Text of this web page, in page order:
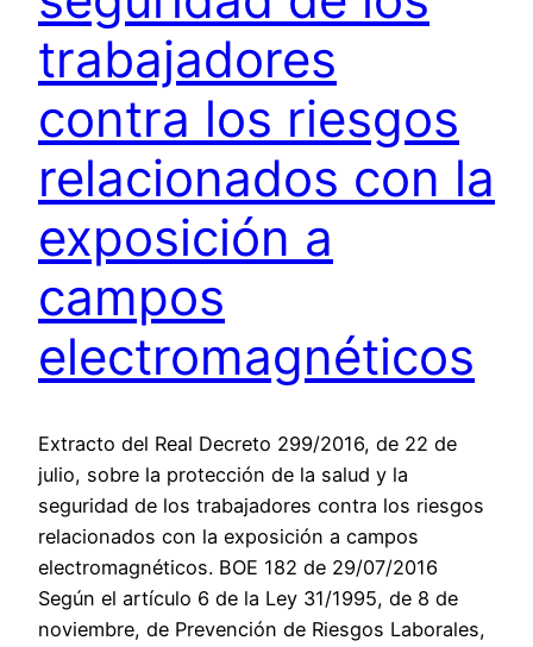
trabajadores
contra los riesgos
relacionados con la
exposición a
campos
electromagnéticos
Extracto del Real Decreto 299/2016, de 22 de
julio, sobre la protección de la salud y la
seguridad de los trabajadores contra los riesgos
relacionados con la exposición a campos
electromagnéticos. BOE 182 de 29/07/2016
Según el artículo 6 de la Ley 31/1995, de 8 de
noviembre, de Prevención de Riesgos Laborales,